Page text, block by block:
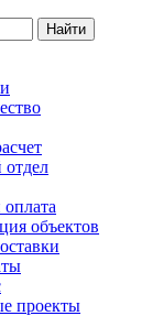
Найти
объектов
проекты